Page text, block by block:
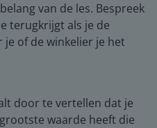
van de les. Bespreek
terugkrijgt als je de
of de winkelier je het
door te vertellen dat je
waarde heeft die